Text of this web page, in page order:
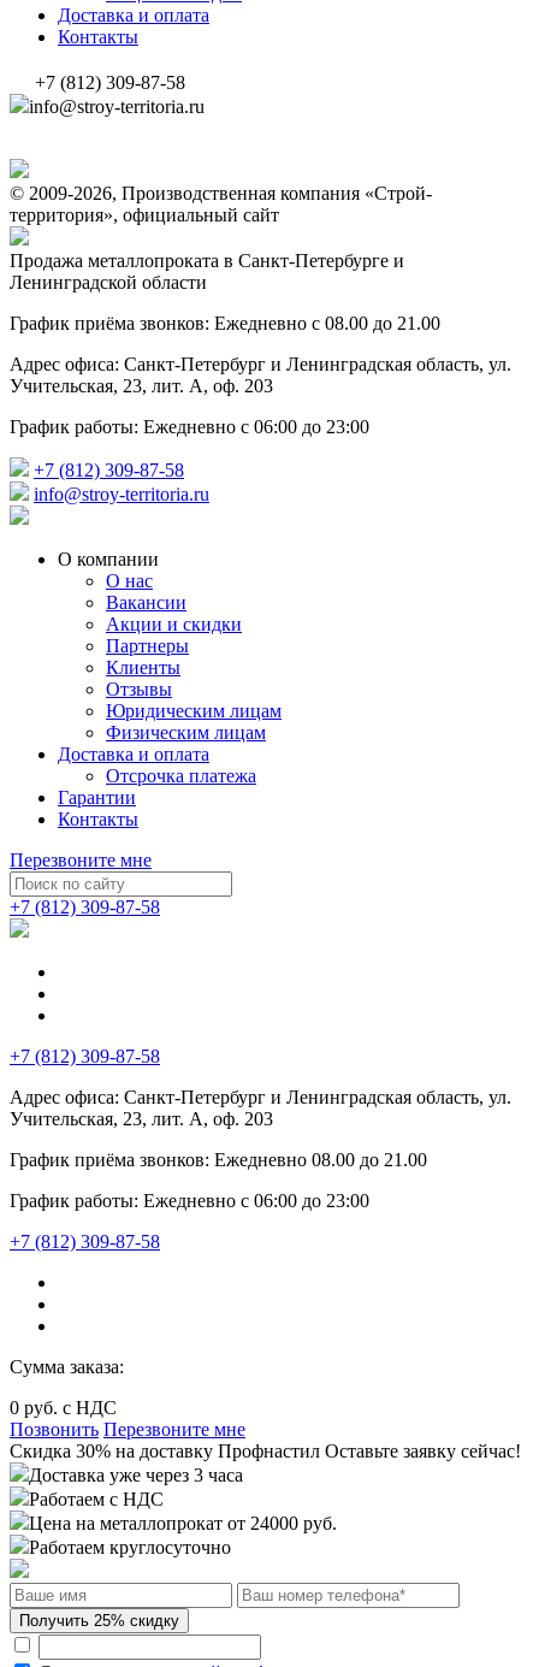
Доставка и оплата
Контакты
+7 (812) 309-87-58
info@stroy-territoria.ru
© 2009-2026, Производственная компания «Строй-
территория», официальный сайт
Продажа металлопроката в Санкт-Петербурге и
Ленинградской области
График приёма звонков: Ежедневно с 08.00 до 21.00
Адрес офиса: Санкт-Петербург и Ленинградская область, ул.
Учительская, 23, лит. А, оф. 203
График работы: Ежедневно с 06:00 до 23:00
+7 (812) 309-87-58
info@stroy-territoria.ru
О компании
О нас
Вакансии
Акции и скидки
Партнеры
Клиенты
Отзывы
Юридическим лицам
Физическим лицам
Доставка и оплата
Отсрочка платежа
Гарантии
Контакты
Перезвоните мне
+7 (812) 309-87-58
+7 (812) 309-87-58
Адрес офиса: Санкт-Петербург и Ленинградская область, ул.
Учительская, 23, лит. А, оф. 203
График приёма звонков: Ежедневно 08.00 до 21.00
График работы: Ежедневно с 06:00 до 23:00
+7 (812) 309-87-58
Сумма заказа:
0 руб. с НДС
Позвонить Перезвоните мне
Cкидка 30% на доставку Профнастил Оставьте заявку сейчас!
Доставка уже через 3 часа
Работаем с НДС
Цена на металлопрокат от 24000 руб.
Работаем круглосуточно